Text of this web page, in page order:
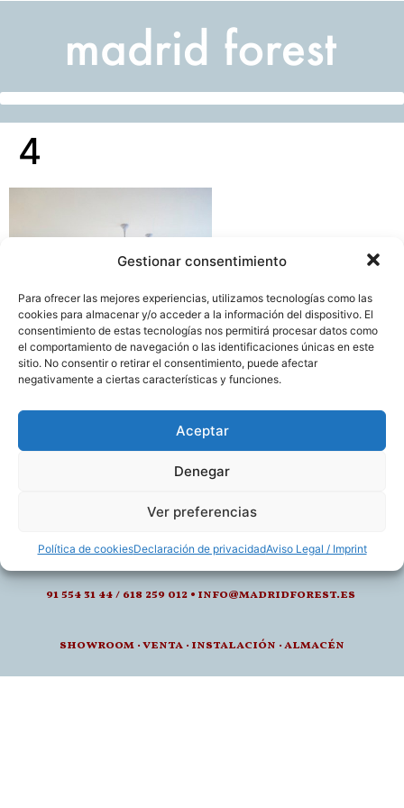
Gestionar consentimiento
Para ofrecer las mejores experiencias, utilizamos tecnologías como las
cookies para almacenar y/o acceder a la información del dispositivo. El
consentimiento de estas tecnologías nos permitirá procesar datos como
el comportamiento de navegación o las identificaciones únicas en este
sitio. No consentir o retirar el consentimiento, puede afectar
negativamente a ciertas características y funciones.
Aceptar
Denegar
Ver preferencias
Política de cookiesDeclaración de privacidadAviso Legal / Imprint
4
l-v: 8.30-14 / 15-18h
91 554 31 44 / 618 259 012 • info@madridforest.es
showroom ·venta · instalación · almacén